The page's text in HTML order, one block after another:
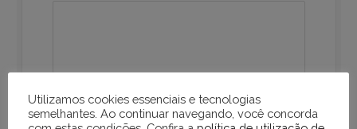
Utilizamos cookies essenciais e tecnologias
semelhantes. Ao continuar navegando, você concorda